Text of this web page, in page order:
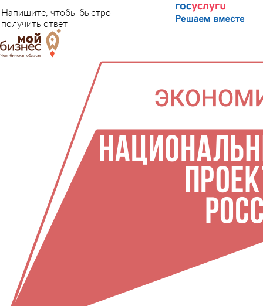
Напишите, чтобы быстро
получить ответ